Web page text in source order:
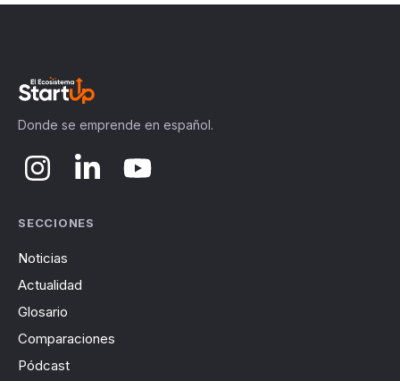
Donde se emprende en español.
SECCIONES
Noticias
Actualidad
Glosario
Comparaciones
Pódcast